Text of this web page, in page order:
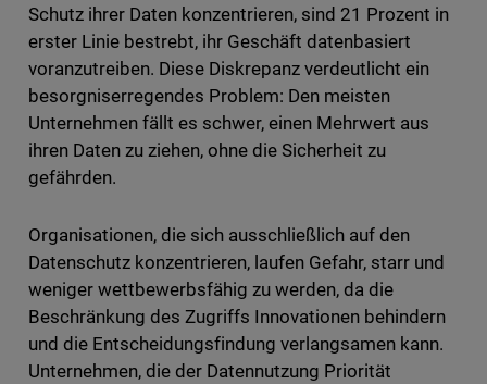
Schutz ihrer Daten konzentrieren, sind 21 Prozent in
erster Linie bestrebt, ihr Geschäft datenbasiert
voranzutreiben. Diese Diskrepanz verdeutlicht ein
besorgniserregendes Problem: Den meisten
Unternehmen fällt es schwer, einen Mehrwert aus
ihren Daten zu ziehen, ohne die Sicherheit zu
gefährden.
Organisationen, die sich ausschließlich auf den
Datenschutz konzentrieren, laufen Gefahr, starr und
weniger wettbewerbsfähig zu werden, da die
Beschränkung des Zugriffs Innovationen behindern
und die Entscheidungsfindung verlangsamen kann.
Unternehmen, die der Datennutzung Priorität